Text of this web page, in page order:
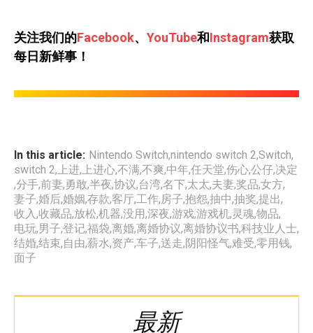
关注我们的Facebook、 YouTube和Instagram获取
每日新鲜事！
In this article: Nintendo Switch,nintendo switch 2,Switch,
switch 2,上进,上进心,不满,不爽,中年,任天堂,伤心,公仔,决定
,分手,前妻,勇敢,半夜,协议,台湾,名下,太太,夫妻,奖品,女方,
妻子,婚后,婚姻,存款,客厅,工作,房子,抱怨,抽中,抽奖,提出,
收入,收藏品,放松,机器,没用,深夜,游戏,游戏机,灵魂,物品,
电玩,男子,登记,福袋,离婚,离婚协议,离婚协议书,科技业人士,
结婚,结束,自由,薪水,资产,车子,送走,阴阳怪气,难受,零用钱,
面子
最新